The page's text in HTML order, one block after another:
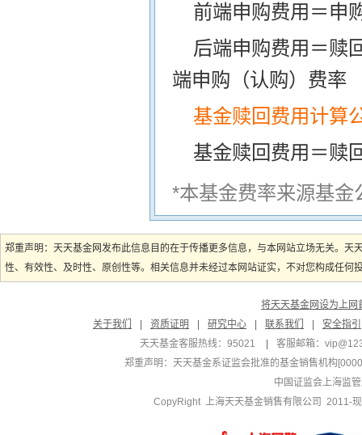
前端申购费用＝申
后端申购费用＝赎
端申购（认购）费率
基金赎回费用计算
基金赎回费用＝赎
*本基金费率来源基
郑重声明：天天基金网发布此信息目的在于传播更多信息，与本网站立场无关。
性、有效性、及时性、原创性等。相关信息并未经过本网站证实，不对您构成任
将天天基金网设为上网
关于我们
资质证明 研究中心 联系我们
安全指引
天天基金客服热线：95021
客服邮箱：
郑重声明： 天天基金系证监会批准的基金销售机构
中国证监会上海监
CopyRight 上海天天基金销售有限公司 2011-